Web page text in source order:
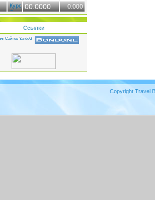
00.0000 0.000
Ссылки
Copyright Travel